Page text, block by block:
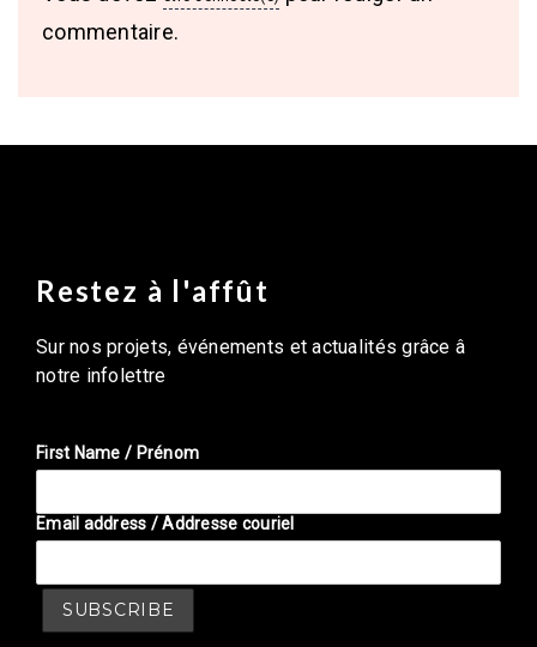
commentaire.
Restez à l'affût
Sur nos projets, événements et actualités grâce â
notre infolettre
First Name / Prénom
Email address / Addresse couriel